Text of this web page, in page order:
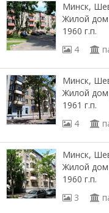
Минск,
Жилой дом
1960 г.п.
4
Минск,
Жилой дом
1961 г.п.
4
Минск,
Жилой дом
1960 г.п.
3